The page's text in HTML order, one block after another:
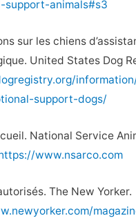
support-animals#s3
sur les chiens
United States Dog
support-dogs/
National Service
www.nsarco.com
The New Yorker.